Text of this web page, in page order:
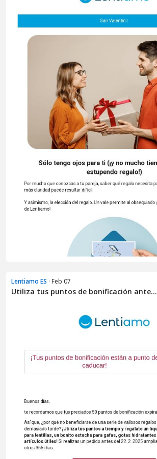
Lentiamo ES · Feb 07
Utiliza tus puntos de bonificación ante...